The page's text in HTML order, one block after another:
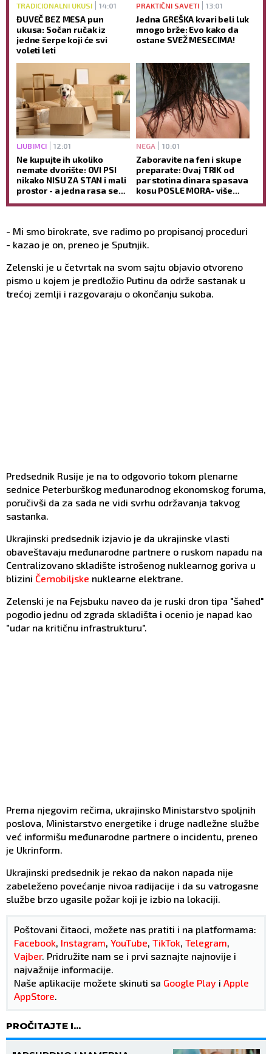
TRADICIONALNI UKUSI 14:01
ĐUVEČ BEZ MESA pun
ukusa: Sočan ručak iz
jedne šerpe koji će svi
voleti leti
PRAKTIČNI SAVETI 13:01
Jedna GREŠKA kvari beli luk
mnogo brže: Evo kako da
ostane SVEŽ MESECIMA!
LJUBIMCI 12:01
Ne kupujte ih ukoliko
nemate dvorište: OVI PSI
nikako NISU ZA STAN i mali
prostor - a jedna rasa se
NEGA 10:01
Zaboravite na fen i skupe
preparate: Ovaj TRIK od
par stotina dinara spasava
kosu POSLE MORA- više
- Mi smo birokrate, sve radimo po propisanoj proceduri
- kazao je on, preneo je Sputnjik.
Zelenski je u četvrtak na svom sajtu objavio otvoreno
pismo u kojem je predložio Putinu da održe sastanak u
trećoj zemlji i razgovaraju o okončanju sukoba.
Predsednik Rusije je na to odgovorio tokom plenarne
sednice Peterburškog međunarodnog ekonomskog foruma,
poručivši da za sada ne vidi svrhu održavanja takvog
sastanka.
Ukrajinski predsednik izjavio je da ukrajinske vlasti
obaveštavaju međunarodne partnere o ruskom napadu na
Centralizovano skladište istrošenog nuklearnog goriva u
blizini Černobiljske nuklearne elektrane.
Zelenski je na Fejsbuku naveo da je ruski dron tipa "šahed"
pogodio jednu od zgrada skladišta i ocenio je napad kao
"udar na kritičnu infrastrukturu".
Prema njegovim rečima, ukrajinsko Ministarstvo spoljnih
poslova, Ministarstvo energetike i druge nadležne službe
već informišu međunarodne partnere o incidentu, preneo
je Ukrinform.
Ukrajinski predsednik je rekao da nakon napada nije
zabeleženo povećanje nivoa radijacije i da su vatrogasne
službe brzo ugasile požar koji je izbio na lokaciji.
Poštovani čitaoci, možete nas pratiti i na platformama:
Facebook, Instagram, YouTube, TikTok, Telegram,
Vajber. Pridružite nam se i prvi saznajte najnovije i
najvažnije informacije.
Naše aplikacije možete skinuti sa Google Play i Apple
AppStore.
PROČITAJTE I...